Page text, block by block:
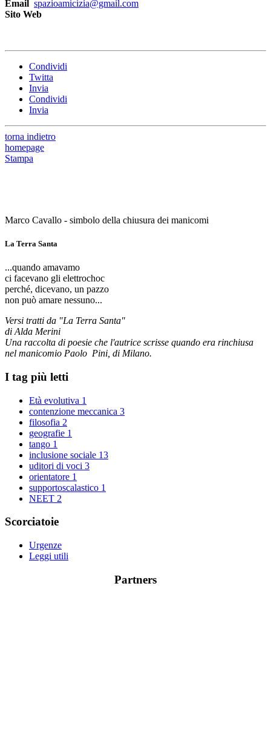
Email spazioamicizia@gmail.com
Sito Web
Condividi
Twitta
Invia
Condividi
Invia
torna indietro
homepage
Stampa
Marco Cavallo - simbolo della chiusura dei manicomi
La Terra Santa
...quando amavamo
ci facevano gli elettrochoc
perché, dicevano, un pazzo
non può amare nessuno...
Versi tratti da "La Terra Santa"
di Alda Merini
Una raccolta di poesie che l'autrice scrisse quando era rinchiusa
nel manicomio Paolo Pini, di Milano.
I tag più letti
Età evolutiva 1
contenzione meccanica 3
filosofia 2
geografie 1
tango 1
inclusione sociale 13
uditori di voci 3
orientatore 1
supportoscalastico 1
NEET 2
Scorciatoie
Urgenze
Leggi utili
Partners